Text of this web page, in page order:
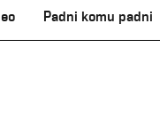
Padni komu padni